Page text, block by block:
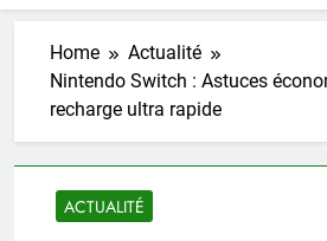
Home
Actualité
Nintendo Switch : Astuces
recharge ultra rapide
ACTUALITÉ